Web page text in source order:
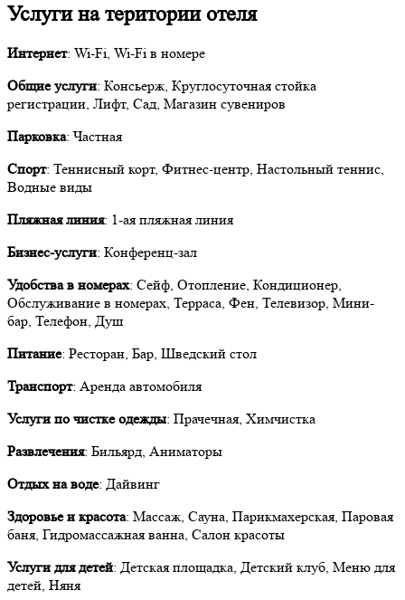
Услуги на територии отеля
Интернет: Wi-Fi, Wi-Fi в номере
Общие услуги: Консьерж, Круглосуточная стойка
регистрации, Лифт, Сад, Магазин сувениров
Парковка: Частная
Спорт: Теннисный корт, Фитнес-центр, Настольный теннис,
Водные виды
Пляжная линия: 1-ая пляжная линия
Бизнес-услуги: Конференц-зал
Удобства в номерах: Сейф, Отопление, Кондиционер,
Обслуживание в номерах, Терраса, Фен, Телевизор, Мини-
бар, Телефон, Душ
Питание: Ресторан, Бар, Шведский стол
Транспорт: Аренда автомобиля
Услуги по чистке одежды: Прачечная, Химчистка
Развлечения: Бильярд, Аниматоры
Отдых на воде: Дайвинг
Здоровье и красота: Массаж, Сауна, Парикмахерская, Паровая
баня, Гидромассажная ванна, Салон красоты
Услуги для детей: Детская площадка, Детский клуб, Меню для
детей, Няня